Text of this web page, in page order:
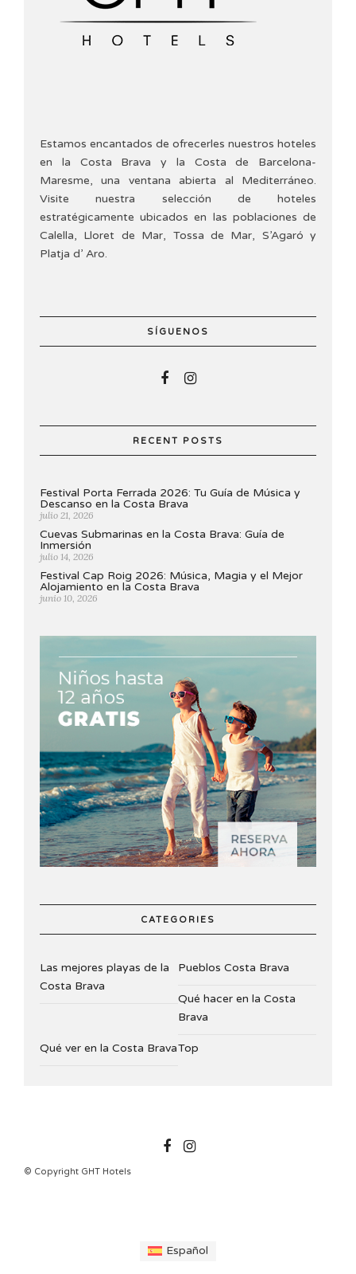
Estamos encantados de ofrecerles nuestros hoteles
en la Costa Brava y la Costa de Barcelona-
Maresme, una ventana abierta al Mediterráneo.
Visite nuestra selección de hoteles
estratégicamente ubicados en las poblaciones de
Calella, Lloret de Mar, Tossa de Mar, S’Agaró y
Platja d’ Aro.
SÍGUENOS
RECENT POSTS
Festival Porta Ferrada 2026: Tu Guía de Música y
Descanso en la Costa Brava
julio 21, 2026
Cuevas Submarinas en la Costa Brava: Guía de
Inmersión
julio 14, 2026
Festival Cap Roig 2026: Música, Magia y el Mejor
Alojamiento en la Costa Brava
junio 10, 2026
CATEGORIES
Las mejores playas de la
Costa Brava
Pueblos Costa Brava
Qué hacer en la Costa
Brava
Qué ver en la Costa BravaTop
© Copyright GHT Hotels
Español